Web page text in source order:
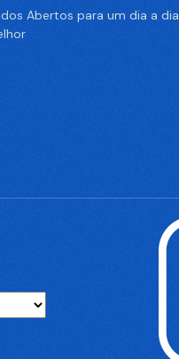
Abertos para um dia a dia